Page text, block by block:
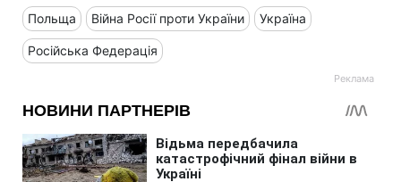
Польща Війна Росії проти України Україна
Російська Федерація